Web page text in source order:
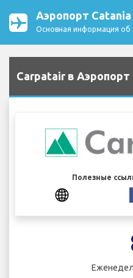
Аэропорт Catania
Основная информация об
Carpatair в Аэропорт
Полезные